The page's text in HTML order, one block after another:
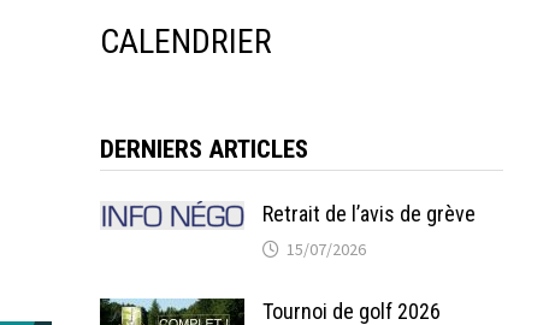
CALENDRIER
DERNIERS ARTICLES
Retrait de l’avis de grève
15/07/2026
Tournoi de golf 2026